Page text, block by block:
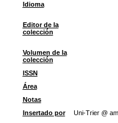
Idioma
Editor de la
colección
Volumen de la
colección
ISSN
Área
Notas
Insertado por
Uni-Trier @